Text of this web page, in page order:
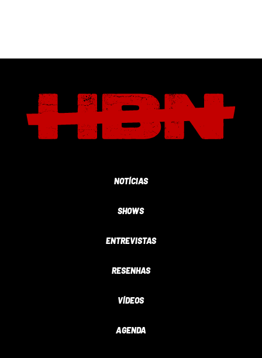
NOTÍCIAS
SHOWS
ENTREVISTAS
RESENHAS
VÍDEOS
AGENDA